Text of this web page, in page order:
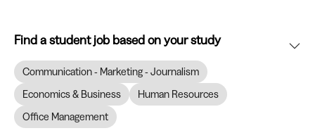
Find a student job based on your study
Communication - Marketing - Journalism
Economics & Business
Human Resources
Office Management